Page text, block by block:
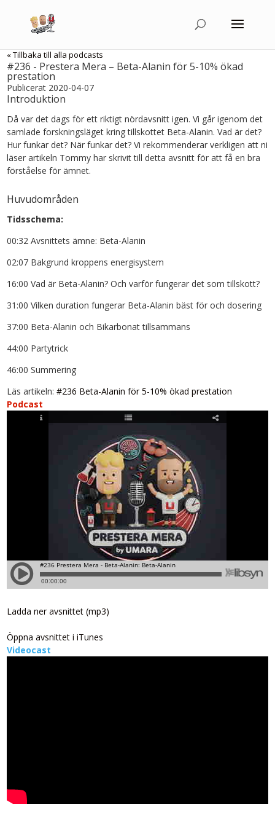
« Tillbaka till alla podcasts
#236 - Prestera Mera – Beta-Alanin för 5-10% ökad
prestation
Publicerat 2020-04-07
Introduktion
Då var det dags för ett riktigt nördavsnitt igen. Vi går igenom det
samlade forskningsläget kring tillskottet Beta-Alanin. Vad är det?
Hur funkar det? När funkar det? Vi rekommenderar verkligen att ni
läser artikeln Tommy har skrivit till detta avsnitt för att få en bra
förståelse för ämnet.
Huvudområden
Tidsschema:
00:32 Avsnittets ämne: Beta-Alanin
02:07 Bakgrund kroppens energisystem
16:00 Vad är Beta-Alanin? Och varför fungerar det som tillskott?
31:00 Vilken duration fungerar Beta-Alanin bäst för och dosering
37:00 Beta-Alanin och Bikarbonat tillsammans
44:00 Partytrick
46:00 Summering
Läs artikeln:#236 Beta-Alanin för 5-10% ökad prestation
Podcast
Ladda ner avsnittet (mp3)
Öppna avsnittet i iTunes
Videocast